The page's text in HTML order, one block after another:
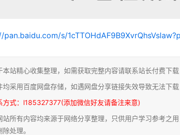
pan.baidu.com/s/
本站精心收集整理，如需获取完整内容请联系站长付费下载
均采用百度网盘存储，如遇网盘分享链接失效导致无法下载
方式：l185327377(添加微信好友请备注来意)
站所有内容均来源于网络分享整理，只供用户学习参考之
处理。